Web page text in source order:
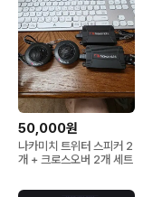
50,000원
나카미치 트위터 스피커 2
개 + 크로스오버 2개 세트